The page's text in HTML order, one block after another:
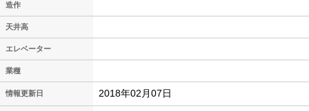
造作
天井高
エレベーター
業種
情報更新日 2018年02月07日